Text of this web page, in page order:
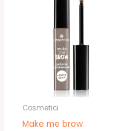
Cosmetici
Make me brow